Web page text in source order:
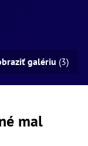
galériu (3)
mal